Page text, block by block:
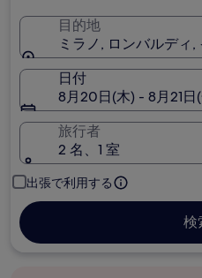
目的地
ミラノ, ロンバルディ,
日付
8月20日(木) - 8月21日
旅行者
2 名、1 室
出張で利用する
検